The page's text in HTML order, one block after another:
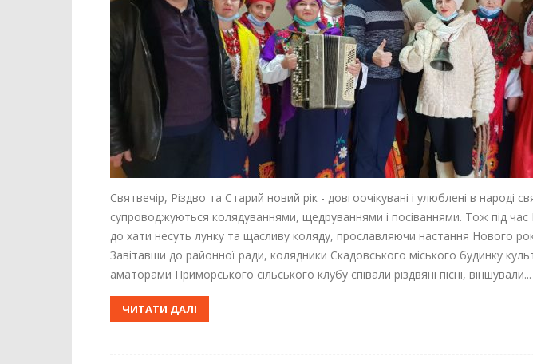
Святвечір, Різдво та Старий новий рік - довгоочікувані і улюблені в народі
супроводжуються колядуваннями, щедруваннями і посіваннями. Тож під час
до хати несуть лунку та щасливу коляду, прославляючи настання Нового
Завітавши до районної ради, колядники Скадовського міського будинку
аматорами Приморського сільського клубу співали різдвяні пісні, віншували...
ЧИТАТИ ДАЛІ